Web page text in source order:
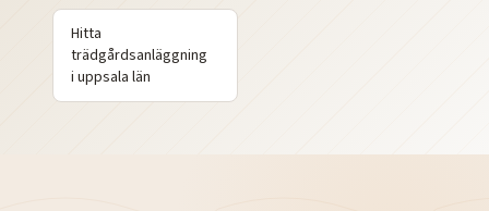
Hitta
trädgårdsanläggning
i uppsala län